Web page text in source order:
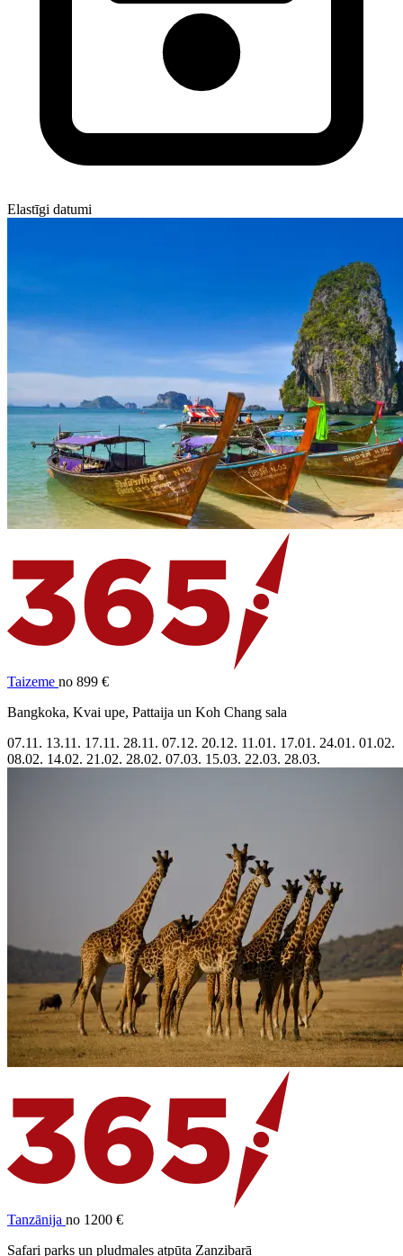
Elastīgi datumi
Taizeme no 899 €
Bangkoka, Kvai upe, Pattaija un Koh Chang sala
07.11. 13.11. 17.11. 28.11. 07.12. 20.12. 11.01. 17.01. 24.01. 01.02.
08.02. 14.02. 21.02. 28.02. 07.03. 15.03. 22.03. 28.03.
Tanzānija no 1200 €
Safari parks un pludmales atpūta Zanzibarā